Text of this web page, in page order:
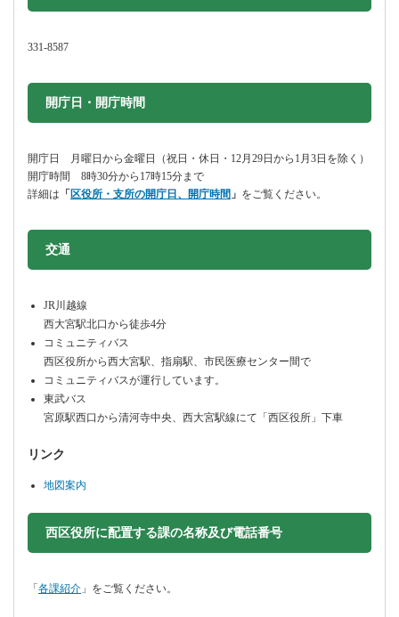
331-8587
開庁日・開庁時間
開庁日 月曜日から金曜日（祝日・休日・12月29日から1月3日を除く）
開庁時間 8時30分から17時15分まで
詳細は 「 区役所・支所の開庁日、開庁時間 」 をご覧ください。
交通
JR川越線
西大宮駅北口から徒歩4分
コミュニティバス
西区役所から西大宮駅、指扇駅、市民医療センター間で
コミュニティバスが運行しています。
東武バス
宮原駅西口から清河寺中央、西大宮駅線にて「西区役所」下車
リンク
地図案内
西区役所に配置する課の名称及び電話番号
「 各課紹介 」をご覧ください。